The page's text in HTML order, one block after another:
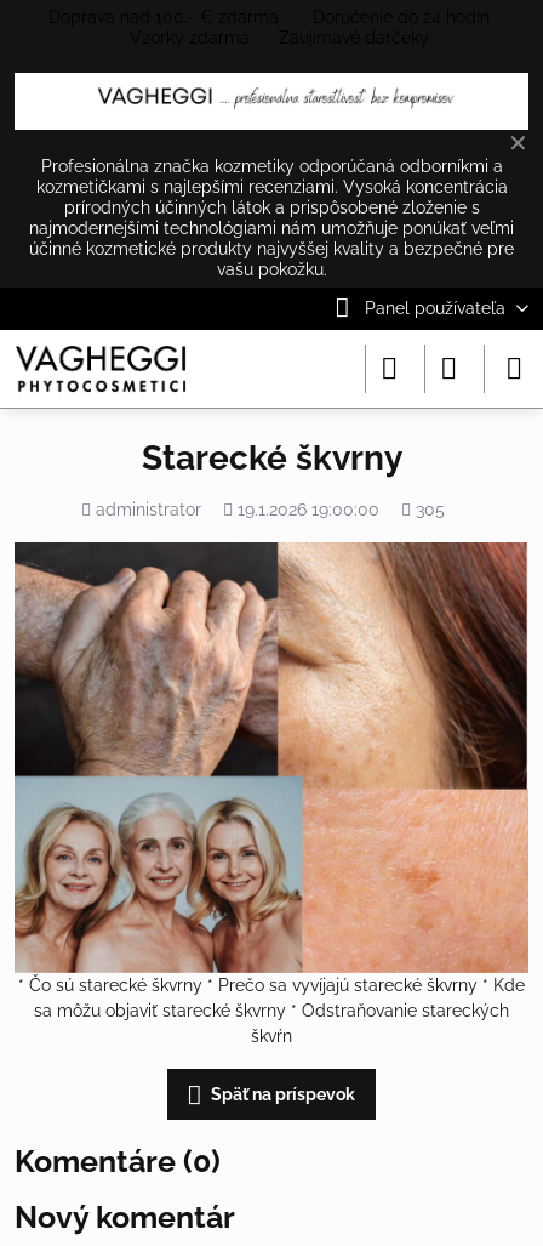
✕
Profesionálna značka kozmetiky odporúčaná odborníkmi a
kozmetičkami s najlepšími recenziami. Vysoká koncentrácia
prírodných účinných látok a prispôsobené zloženie s
najmodernejšími technológiami nám umožňuje ponúkať veľmi
účinné kozmetické produkty najvyššej kvality a bezpečné pre
vašu pokožku.
Panel používateľa
Starecké škvrny
Pridal
administrator Pridané
19.1.2026 19:00:00
Počet
305
* Čo sú starecké škvrny * Prečo sa vyvíjajú starecké škvrny * Kde
sa môžu objaviť starecké škvrny * Odstraňovanie stareckých
škvŕn
Späť na príspevok
Komentáre (0)
Nový komentár